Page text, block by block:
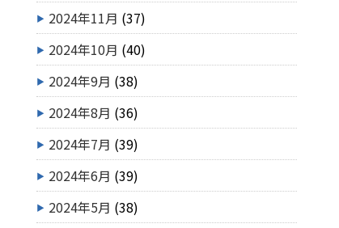
2024年11月 (37)
2024年10月 (40)
2024年9月 (38)
2024年8月 (36)
2024年7月 (39)
2024年6月 (39)
2024年5月 (38)